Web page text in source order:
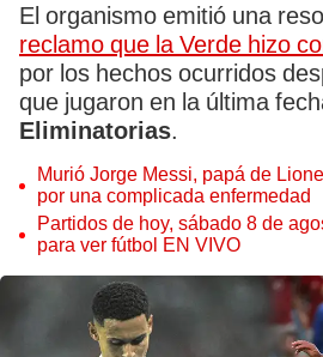
El organismo emitió una
reclamo que la Verde hizo
por los hechos ocurridos
que jugaron en la última
Eliminatorias.
Murió Jorge Messi, papá de
por una complicada enfermedad
Partidos de hoy, sábado 8 de
para ver fútbol EN VIVO